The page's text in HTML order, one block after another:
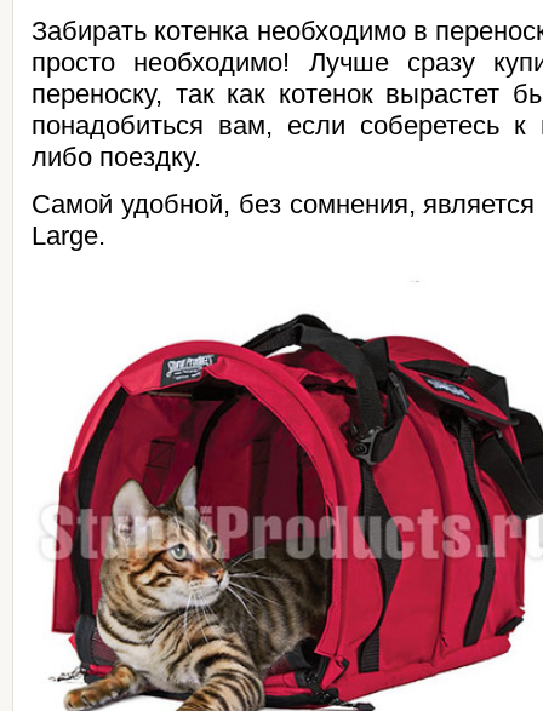
Забирать котенка необходимо в
просто необходимо! Лучше сразу
переноску, так как котенок вырастет
понадобиться вам, если соберетесь
либо поездку.
Самой удобной, без сомнения,
Large.